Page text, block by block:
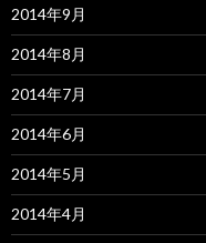
2014年9月
2014年8月
2014年7月
2014年6月
2014年5月
2014年4月